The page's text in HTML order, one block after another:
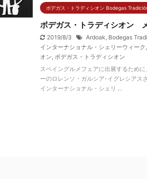
ボデガス・トラディシオン Bodegas
ボデガス・トラディシオン
2019/8/3 Ardoak, Bodegas
インターナショナル・シェリーウィーク ,
オン, ボデガス・トラディシオン
スペイングルメフェアに出展するため
ーのロレンソ・ガルシア-イグレシアス
インターナショナル・シェリ ...